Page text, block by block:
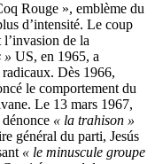
Rouge », emblème du
d’intensité. Le coup
l’invasion de la
» US, en 1965, a
radicaux. Dès 1966,
le comportement du
Le 13 mars 1967,
« la trahison »
général du parti, Jesús
« le minuscule groupe